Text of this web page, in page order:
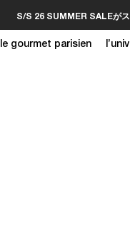
S/S 26 SUMMER SALEが
le gourmet parisien